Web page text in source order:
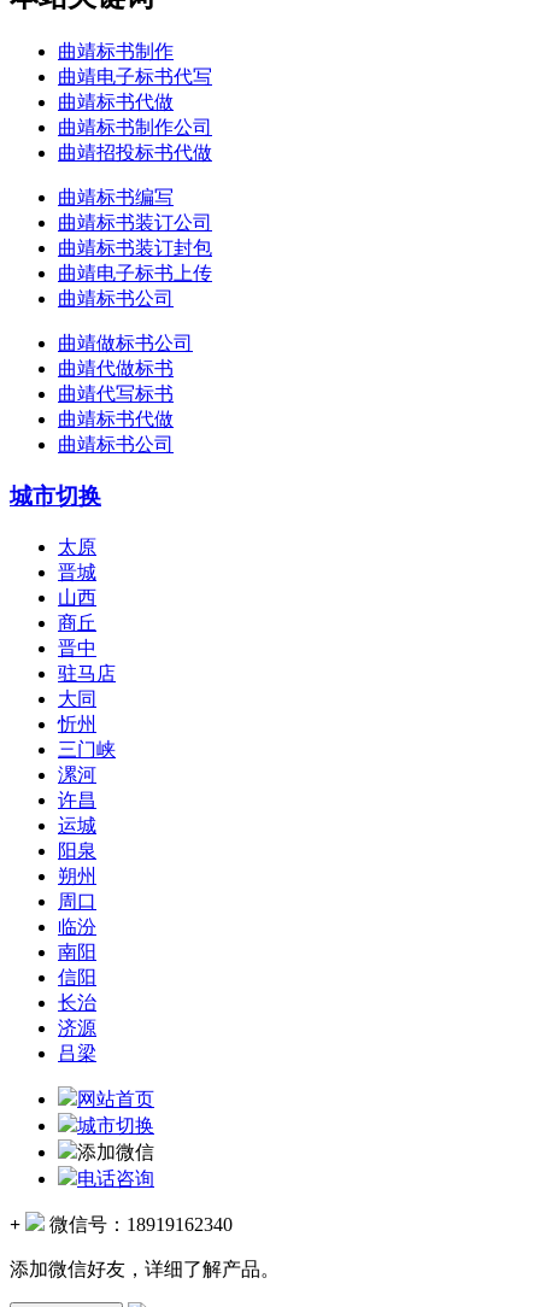
曲靖标书制作
曲靖电子标书代写
曲靖标书代做
曲靖标书制作公司
曲靖招投标书代做
曲靖标书编写
曲靖标书装订公司
曲靖标书装订封包
曲靖电子标书上传
曲靖标书公司
曲靖做标书公司
曲靖代做标书
曲靖代写标书
曲靖标书代做
曲靖标书公司
城市切换
太原
晋城
山西
商丘
晋中
驻马店
大同
忻州
三门峡
漯河
许昌
运城
阳泉
朔州
周口
临汾
南阳
信阳
长治
济源
吕梁
网站首页
城市切换
添加微信
电话咨询
+ 微信号： 18919162340
添加微信好友，详细了解产品。